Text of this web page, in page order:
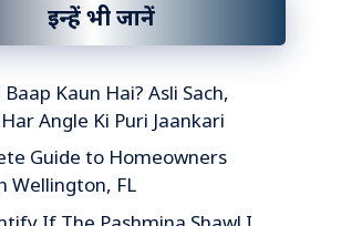
इन्हें भी जानें
Kaun Hai? Asli Sach,
Angle Ki Puri Jaankari
Guide to Homeowners
Wellington, FL